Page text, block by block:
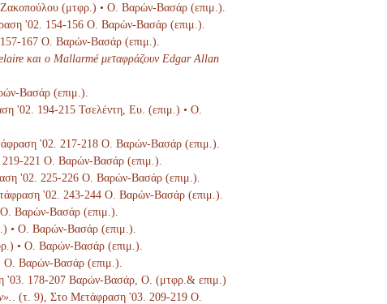
(μτφρ.) • Ο. Βαρών-Βασάρ (επιμ.).
'02. 154-156 Ο. Βαρών-Βασάρ (επιμ.).
167 Ο. Βαρών-Βασάρ (επιμ.).
και ο Mallarmé μεταφράζουν Edgar Allan
Βασάρ (επιμ.).
'02. 194-215 Τσελέντη, Ευ. (επιμ.) • Ο.
'02. 217-218 Ο. Βαρών-Βασάρ (επιμ.).
221 Ο. Βαρών-Βασάρ (επιμ.).
'02. 225-226 Ο. Βαρών-Βασάρ (επιμ.).
'02. 243-244 Ο. Βαρών-Βασάρ (επιμ.).
Βαρών-Βασάρ (επιμ.).
• Ο. Βαρών-Βασάρ (επιμ.).
• Ο. Βαρών-Βασάρ (επιμ.).
Βαρών-Βασάρ (επιμ.).
'03. 178-207 Βαρών-Βασάρ, Ο. (μτφρ.& επιμ.)
. (τ. 9), Στο Μετάφραση '03. 209-219 Ο.